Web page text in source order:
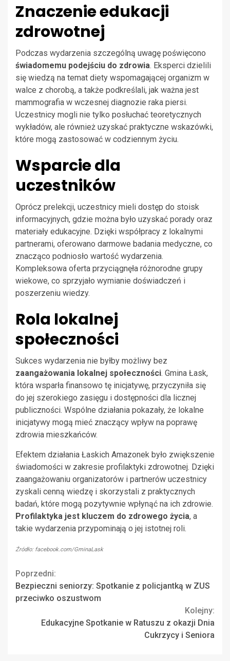
Znaczenie edukacji
zdrowotnej
Podczas wydarzenia szczególną uwagę poświęcono
świadomemu podejściu do zdrowia. Eksperci dzielili
się wiedzą na temat diety wspomagającej organizm w
walce z chorobą, a także podkreślali, jak ważna jest
mammografia w wczesnej diagnozie raka piersi.
Uczestnicy mogli nie tylko posłuchać teoretycznych
wykładów, ale również uzyskać praktyczne wskazówki,
które mogą zastosować w codziennym życiu.
Wsparcie dla
uczestników
Oprócz prelekcji, uczestnicy mieli dostęp do stoisk
informacyjnych, gdzie można było uzyskać porady oraz
materiały edukacyjne. Dzięki współpracy z lokalnymi
partnerami, oferowano darmowe badania medyczne, co
znacząco podniosło wartość wydarzenia.
Kompleksowa oferta przyciągnęła różnorodne grupy
wiekowe, co sprzyjało wymianie doświadczeń i
poszerzeniu wiedzy.
Rola lokalnej
społeczności
Sukces wydarzenia nie byłby możliwy bez
zaangażowania lokalnej społeczności. Gmina Łask,
która wsparła finansowo tę inicjatywę, przyczyniła się
do jej szerokiego zasięgu i dostępności dla licznej
publiczności. Wspólne działania pokazały, że lokalne
inicjatywy mogą mieć znaczący wpływ na poprawę
zdrowia mieszkańców.
Efektem działania Łaskich Amazonek było zwiększenie
świadomości w zakresie profilaktyki zdrowotnej. Dzięki
zaangażowaniu organizatorów i partnerów uczestnicy
zyskali cenną wiedzę i skorzystali z praktycznych
badań, które mogą pozytywnie wpłynąć na ich zdrowie.
Profilaktyka jest kluczem do zdrowego życia, a
takie wydarzenia przypominają o jej istotnej roli.
Źródło: facebook.com/GminaLask
Continue
Reading
Poprzedni:
Bezpieczni seniorzy: Spotkanie z policjantką w ZUS
przeciwko oszustwom
Kolejny:
Edukacyjne Spotkanie w Ratuszu z okazji Dnia
Cukrzycy i Seniora